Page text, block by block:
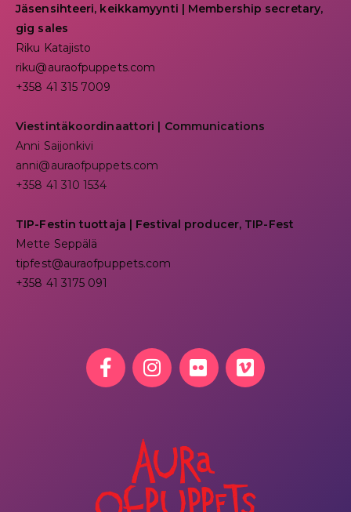
Jäsensihteeri, keikkamyynti | Membership secretary,
gig sales
Riku Katajisto
riku@auraofpuppets.com
+358 41 315 7009
Viestintäkoordinaattori | Communications
Anni Saijonkivi
anni@auraofpuppets.com
+358 41 310 1534
TIP-Festin tuottaja | Festival producer, TIP-Fest
Mette Seppälä
tipfest@auraofpuppets.com
+358 41 3175 091